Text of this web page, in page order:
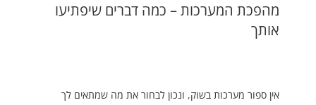
מהפכת המערכות – כמה דברים שיפתיעו
אותך
אין ספור מערכות בשוק, ונכון לבחור את מה שמתאים לך